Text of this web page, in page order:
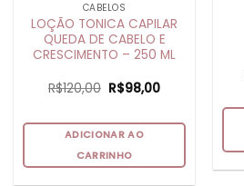
CABELOS
LOÇÃO TONICA CAPILAR
QUEDA DE CABELO E
CRESCIMENTO – 250 ML
R$120,00 O
preço
era:
R$120,00.
R$98,00O
é:
ADICIONAR AO
CARRINHO